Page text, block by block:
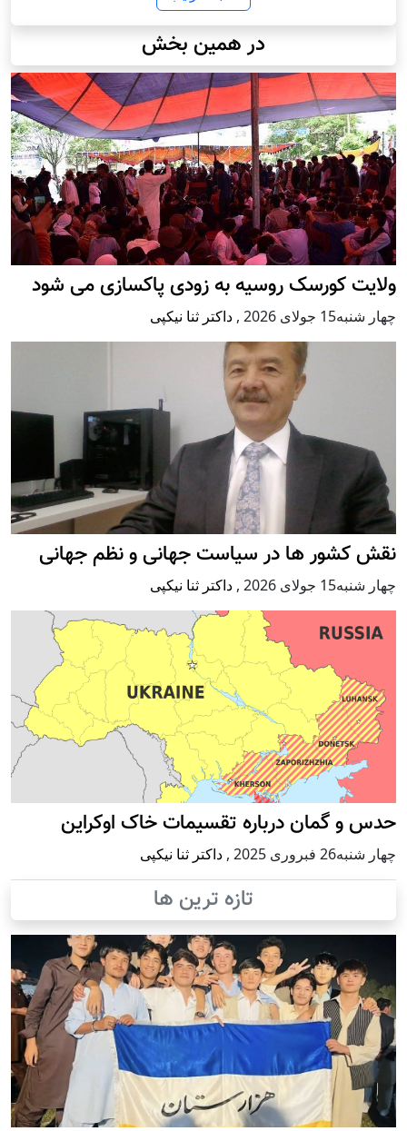
در همین بخش
ولایت کورسک روسیه به زودی پاکسازی می شود
چهار شنبه15 جولای 2026 , داکتر ثنا نیکپی
نقش کشور ها در سیاست جهانی و نظم جهانی
چهار شنبه15 جولای 2026 , داکتر ثنا نیکپی
حدس و گمان درباره تقسیمات خاک اوکراین
چهار شنبه26 فبروری 2025 , داکتر ثنا نیکپی
تازه ترین ها